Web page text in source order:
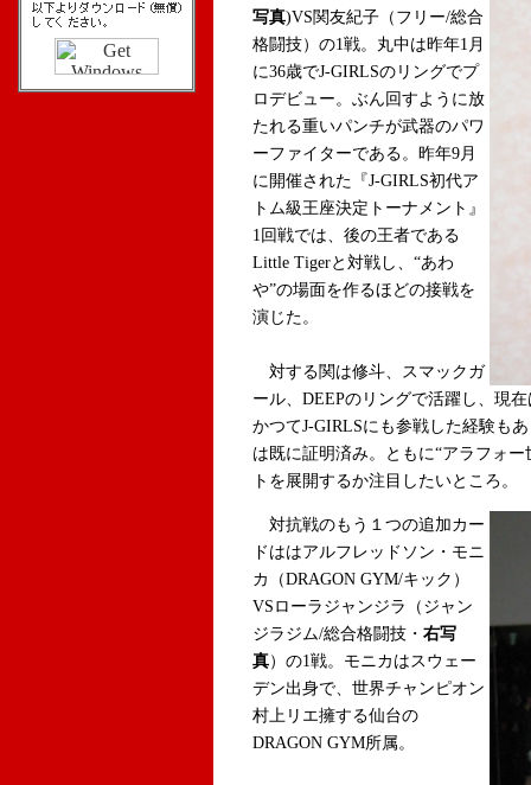
写真)VS関友紀子（フリー/総合
格闘技）の1戦。丸中は昨年1月
に36歳でJ-GIRLSのリングでプ
ロデビュー。ぶん回すように放
たれる重いパンチが武器のパワ
ーファイターである。昨年9月
に開催された『J-GIRLS初代ア
トム級王座決定トーナメント』
1回戦では、後の王者である
Little Tigerと対戦し、“あわ
や”の場面を作るほどの接戦を
演じた。
対する関は修斗、スマックガ
ール、DEEPのリングで活躍し、現
かつてJ-GIRLSにも参戦した経験も
は既に証明済み。ともに“アラフォ
トを展開するか注目したいところ。
対抗戦のもう１つの追加カー
ドははアルフレッドソン・モニ
カ（DRAGON GYM/キック）
VSローラジャンジラ（ジャン
ジラジム/総合格闘技・ 右写
真）の1戦。モニカはスウェー
デン出身で、世界チャンピオン
村上リエ擁する仙台の
DRAGON GYM所属。